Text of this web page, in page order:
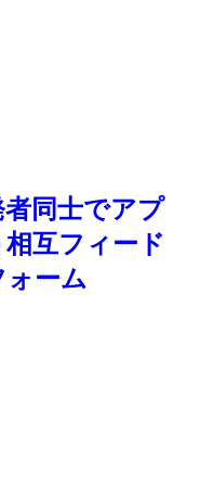
同士でアプ
互フィード
ーム